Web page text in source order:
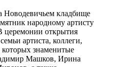
Новодевичьем кладбище
народному артисту
церемонии открытия
артиста, коллеги,
которых знаменитые
Машков, Ирина